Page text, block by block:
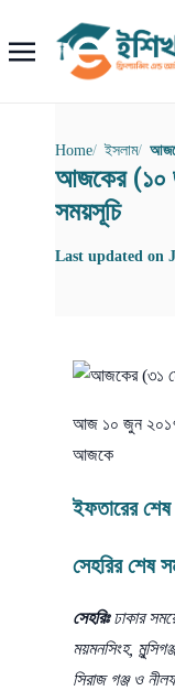
Home ইসলাম
আজকের (১০
সময়সূচি
Last updated on
আজ ১০ জুন ২০১৭
আজকে
ইফতারের শেষ
সেহরির শেষ
সেহরিঃঢাকার
ময়মনসিংহ,
সিরাজ গঞ্জ ও